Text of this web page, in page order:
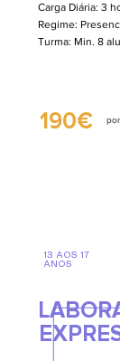
Carga Diária: 3
Regime:
Turma: Min. 8
190€
13 AOS 17
ANOS